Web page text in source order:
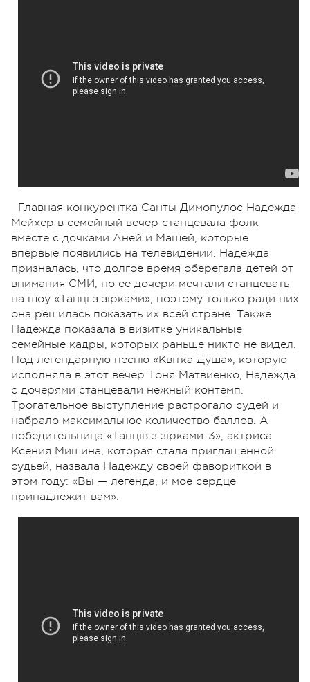
Главная конкурентка Санты Димопулос Надежда
Мейхер в семейный вечер станцевала фолк
вместе с дочками Аней и Машей, которые
впервые появились на телевидении. Надежда
призналась, что долгое время оберегала детей от
внимания СМИ, но ее дочери мечтали станцевать
на шоу «Танці з зірками», поэтому только ради них
она решилась показать их всей стране. Также
Надежда показала в визитке уникальные
семейные кадры, которых раньше никто не видел.
Под легендарную песню «Квітка Душа», которую
исполняла в этот вечер Тоня Матвиенко, Надежда
с дочерями станцевали нежный контемп.
Трогательное выступление растрогало судей и
набрало максимальное количество баллов. А
победительница «Танців з зірками-3», актриса
Ксения Мишина, которая стала приглашенной
судьей, назвала Надежду своей фавориткой в
этом году: «Вы — легенда, и мое сердце
принадлежит вам».